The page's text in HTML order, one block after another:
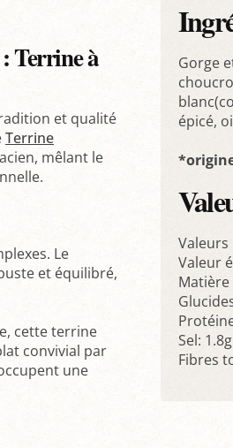
Terrine à
et qualité
Terrine
mêlant le
Le
et équilibré,
cette terrine
convivial par
une
Gorge
épicé,
Valeur
Matière
Sel: 1.8g
Fibres